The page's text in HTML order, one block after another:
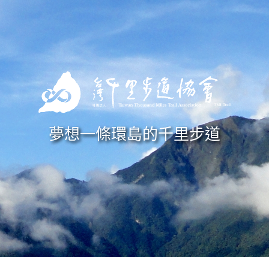
夢想一條環島的千里步道